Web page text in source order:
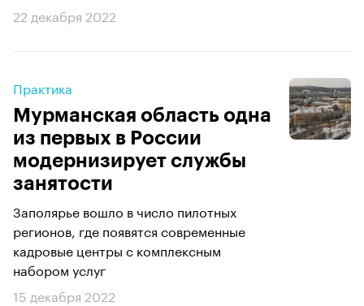
22 декабря 2022
Практика
Мурманская область одна
из первых в России
модернизирует службы
занятости
Заполярье вошло в число пилотных
регионов, где появятся современные
кадровые центры с комплексным
набором услуг
15 декабря 2022